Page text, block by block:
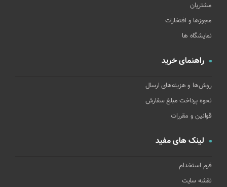
مشتریان
مجوزها و افتخارات
نمایشگاه ها
راهنمای خرید
روش‌ها و هزینه‌های ارسال
نحوه پرداخت مبلغ سفارش
قوانین و مقررات
لینک های مفید
فرم استخدام
نقشه سایت